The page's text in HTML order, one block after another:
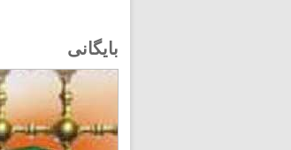
بایگانی